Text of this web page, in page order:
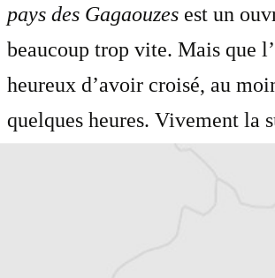
pays des Gagaouzes est un
beaucoup trop vite. Mais que
heureux d’avoir croisé, au
quelques heures. Vivement la